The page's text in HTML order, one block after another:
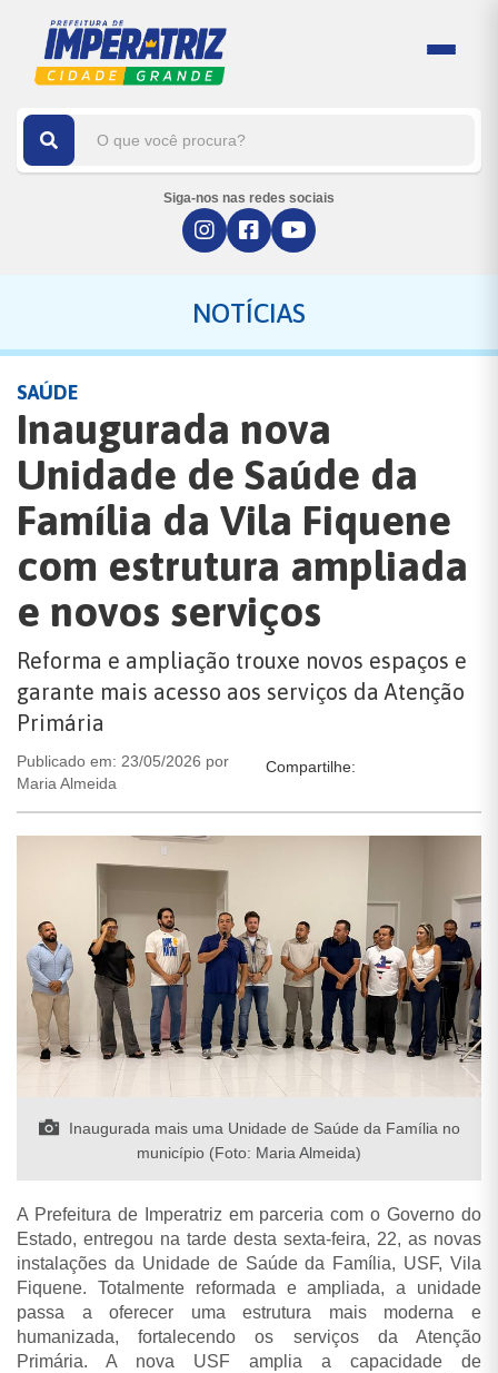
Siga-nos nas redes sociais
NOTÍCIAS
SAÚDE
Inaugurada nova
Unidade de Saúde da
Família da Vila Fiquene
com estrutura ampliada
e novos serviços
Reforma e ampliação trouxe novos espaços e
garante mais acesso aos serviços da Atenção
Primária
Publicado em: 23/05/2026 por
Maria Almeida
Compartilhe:
Inaugurada mais uma Unidade de Saúde da Família no
município (Foto: Maria Almeida)
A Prefeitura de Imperatriz em parceria com o Governo do
Estado, entregou na tarde desta sexta-feira, 22, as novas
instalações da Unidade de Saúde da Família, USF, Vila
Fiquene. Totalmente reformada e ampliada, a unidade
passa a oferecer uma estrutura mais moderna e
humanizada, fortalecendo os serviços da Atenção
Primária. A nova USF amplia a capacidade de